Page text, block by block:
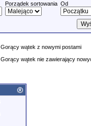
Porządek sortowania Od
Gorący wątek z nowymi postami
Gorący wątek nie zawierający